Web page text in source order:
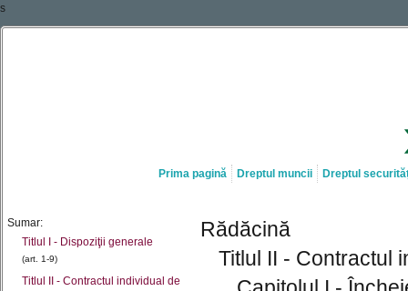
s
Prima pagină Dreptul muncii Dreptul
Sumar:
Titlul I - Dispoziţii generale
(art. 1-9)
Titlul II - Contractul individual de
Rădăcină
Titlul II - Contractul